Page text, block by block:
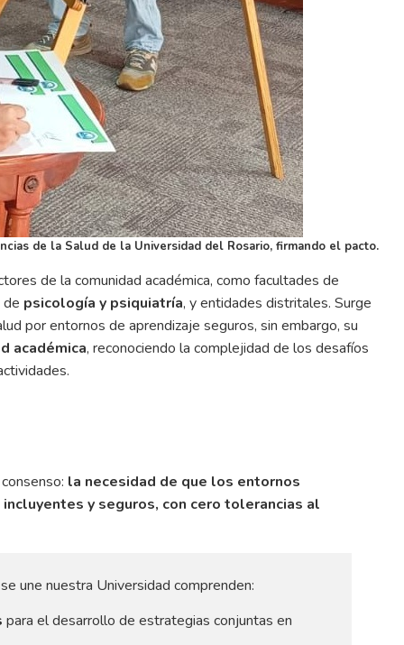
de la Salud de la Universidad del Rosario, firmando el pacto.
de la comunidad académica, como facultades de
de psicología y psiquiatría, y entidades distritales. Surge
por entornos de aprendizaje seguros, sin embargo, su
académica, reconociendo la complejidad de los desafíos
la necesidad de que los entornos
y seguros, con cero tolerancias al
une nuestra Universidad comprenden:
para el desarrollo de estrategias conjuntas en